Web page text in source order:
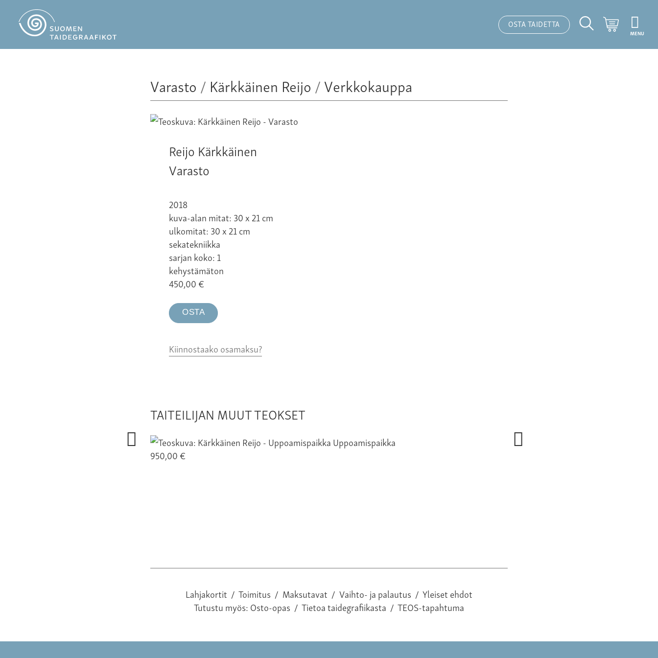
OSTA TAIDETTA
Hakutoiminto
Ostoskori
MENU
Varasto / Kärkkäinen Reijo /Verkkokauppa
Reijo Kärkkäinen
Varasto
2018
kuva-alan mitat: 30 x 21 cm
ulkomitat: 30 x 21 cm
sekatekniikka
sarjan koko: 1
kehystämäton
450,00€
OSTA
Kiinnostaako osamaksu?
TAITEILIJAN MUUT TEOKSET
Uppoamispaikka
950,00 €
Lahjakortit / Toimitus / Maksutavat / Vaihto- ja palautus / Yleiset ehdot
Tutustu myös:Osto-opas / Tietoa taidegrafiikasta / TEOS-tapahtuma